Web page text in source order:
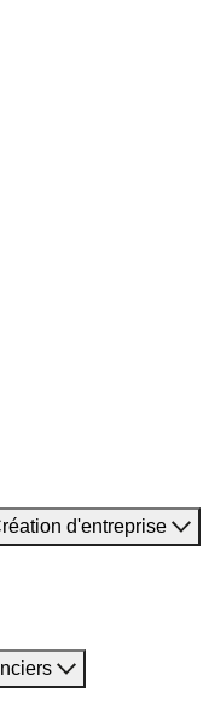
d'entreprise